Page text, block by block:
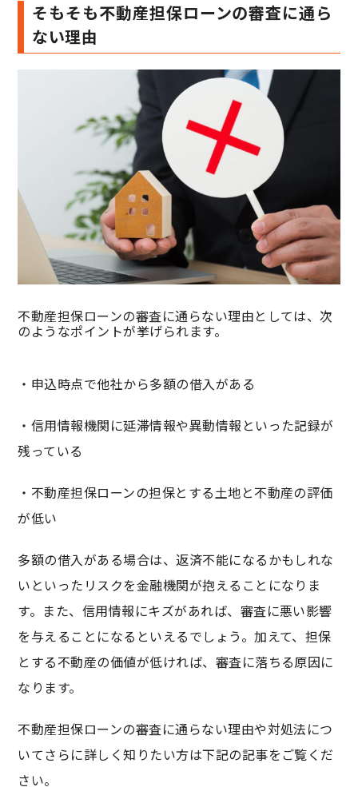
そもそも不動産担保ローンの審査に通ら
ない理由
不動産担保ローンの審査に通らない理由としては、次
のようなポイントが挙げられます。
・申込時点で他社から多額の借入がある
・信用情報機関に延滞情報や異動情報といった記録が
残っている
・不動産担保ローンの担保とする土地と不動産の評価
が低い
多額の借入がある場合は、返済不能になるかもしれな
いといったリスクを金融機関が抱えることになりま
す。また、信用情報にキズがあれば、審査に悪い影響
を与えることになるといえるでしょう。加えて、担保
とする不動産の価値が低ければ、審査に落ちる原因に
なります。
不動産担保ローンの審査に通らない理由や対処法につ
いてさらに詳しく知りたい方は下記の記事をご覧くだ
さい。